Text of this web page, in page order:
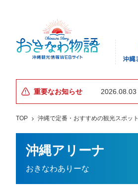
重要なお知らせ 2026.08.03
TOP 沖縄で定番・おすすめの観光スポット
沖縄アリーナ
おきなわありーな